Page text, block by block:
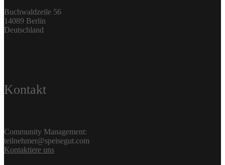
Buchwaldzeile 56
14089 Berlin
Deutschland
Kontakt
Community Management:
teilnehmer@speisegut.com
Kontaktiere uns